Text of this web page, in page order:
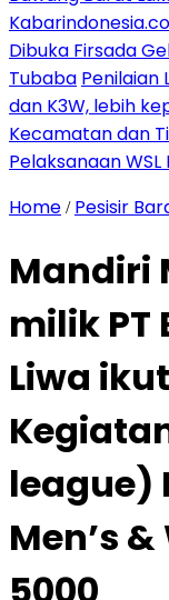
Dibuka Firsada
Tubaba Penilaian
dan K3W, lebih
Kecamatan dan
Pelaksanaan WSL
Home / Pesisir
Mandiri
milik PT
Liwa
league)
Men’s